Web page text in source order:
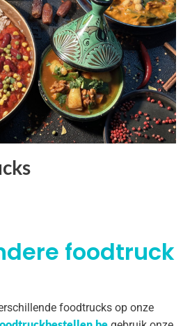
foodtruck
foodtrucks op onze